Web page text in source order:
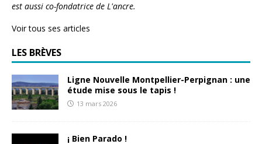
est aussi co-fondatrice de L'ancre.
Voir tous ses articles
LES BRÈVES
Ligne Nouvelle Montpellier-Perpignan : une
étude mise sous le tapis !
13 mars 2026
¡ Bien Parado !